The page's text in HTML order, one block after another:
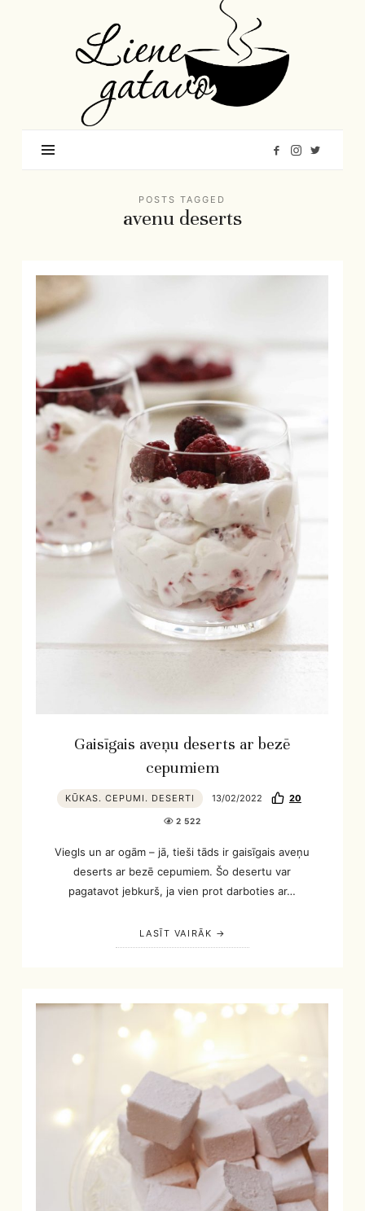
Gatavo
–
Mana
garšu
pasaule
POSTS TAGGED
avenu deserts
Gaisīgais aveņu deserts ar bezē
cepumiem
KŪKAS. CEPUMI. DESERTI 13/02/2022 20
2 522
Viegls un ar ogām – jā, tieši tāds ir gaisīgais aveņu
deserts ar bezē cepumiem. Šo desertu var
pagatavot jebkurš, ja vien prot darboties ar…
LASĪT VAIRĀK